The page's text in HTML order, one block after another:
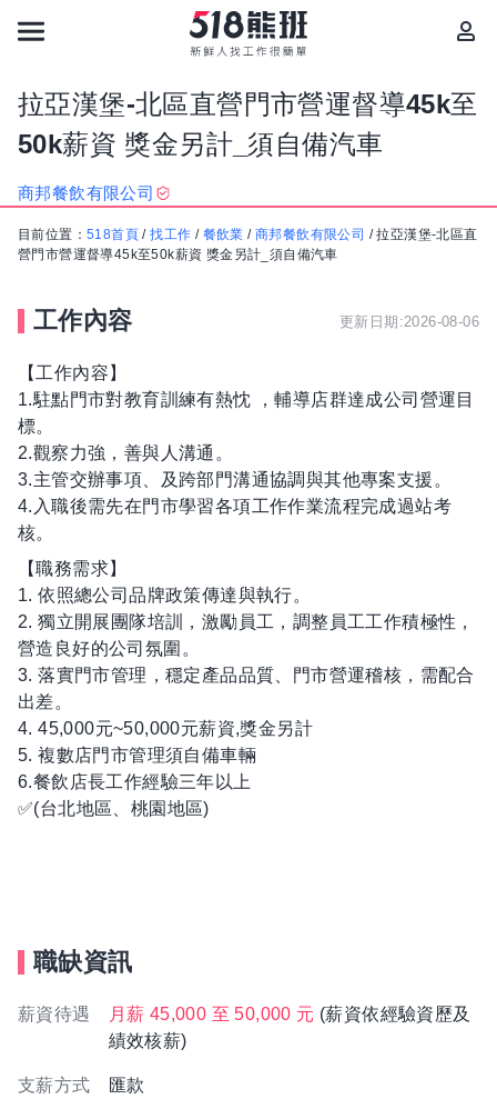
拉亞漢堡-北區直營門市營運督導45k至
50k薪資 獎金另計_須自備汽車
商邦餐飲有限公司
目前位置： 518首頁 /找工作 / 餐飲業 /商邦餐飲有限公司 /拉亞漢堡-北區直
營門市營運督導45k至50k薪資 獎金另計_須自備汽車
工作內容 更新日期:2026-08-06
【工作內容】
1.駐點門市對教育訓練有熱忱 ，輔導店群達成公司營運目
標。
2.觀察力強，善與人溝通。
3.主管交辦事項、及跨部門溝通協調與其他專案支援。
4.入職後需先在門市學習各項工作作業流程完成過站考
核。
【職務需求】
1. 依照總公司品牌政策傳達與執行。
2. 獨立開展團隊培訓，激勵員工，調整員工工作積極性，
營造良好的公司氛圍。
3. 落實門市管理，穩定產品品質、門市營運稽核，需配合
出差。
4. 45,000元~50,000元薪資,獎金另計
5. 複數店門市管理須自備車輛
6.餐飲店長工作經驗三年以上
✅(台北地區、桃園地區)
職缺資訊
薪資待遇 月薪 45,000 至 50,000 元 (薪資依經驗資歷及
績效核薪)
支薪方式 匯款